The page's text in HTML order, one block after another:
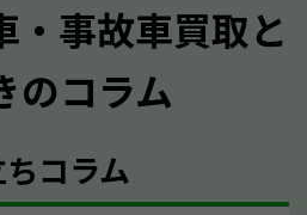
は以下の通りとなります。
キロ）
・事故車買取と
のコラム
コラム